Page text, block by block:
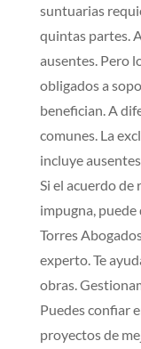
suntuarias
quintas partes.
ausentes. Pero
obligados a
benefician. A
comunes. La
incluye
Si el acuerdo
impugna,
Torres
experto. Te
obras.
Puedes confiar
proyectos de